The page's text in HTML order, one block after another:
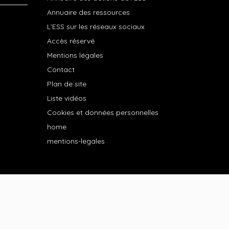
Annuaire des ressources
L’ESS sur les réseaux sociaux
Accès réservé
Mentions légales
Contact
Plan de site
Liste vidéos
Cookies et données personnelles
home
mentions-legales